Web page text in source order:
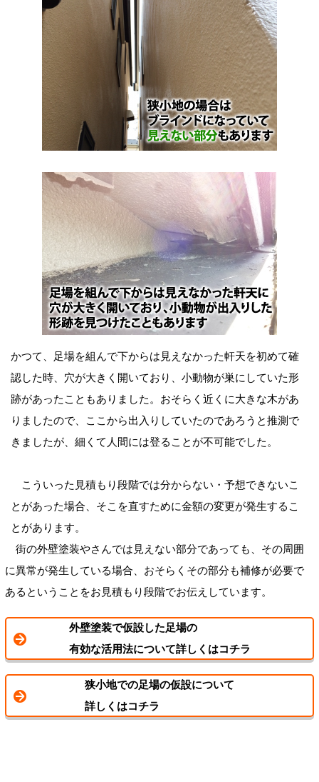
かつて、足場を組んで下からは見えなかった軒天を初めて確
認した時、穴が大きく開いており、小動物が巣にしていた形
跡があったこともありました。おそらく近くに大きな木があ
りましたので、ここから出入りしていたのであろうと推測で
きましたが、細くて人間には登ることが不可能でした。
こういった見積もり段階では分からない・予想できないこ
とがあった場合、そこを直すために金額の変更が発生するこ
とがあります。
街の外壁塗装やさんでは見えない部分であっても、その周囲
に異常が発生している場合、おそらくその部分も補修が必要で
あるということをお見積もり段階でお伝えしています。
外壁塗装で仮設した足場の
有効な活用法について詳しくはコチラ
狭小地での足場の仮設について
詳しくはコチラ